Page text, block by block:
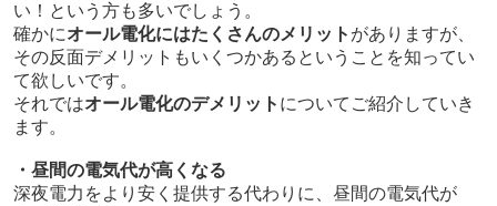
い！という方も多いでしょう。
確かにオール電化にはたくさんのメリット がありますが、
その反面デメリットもいくつかあるということを知ってい
て欲しいです。
それではオール電化のデメリット についてご紹介していき
ます。
・昼間の電気代が高くなる
深夜電力をより安く提供する代わりに、昼間の電気代が